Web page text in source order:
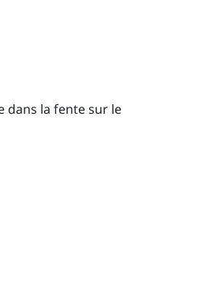
dans la fente sur le